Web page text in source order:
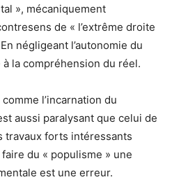
», mécaniquement
de « l’extrême droite
négligeant l’autonomie du
la compréhension du réel.
l’incarnation du
aussi paralysant que celui de
travaux forts intéressants
faire du « populisme » une
est une erreur.